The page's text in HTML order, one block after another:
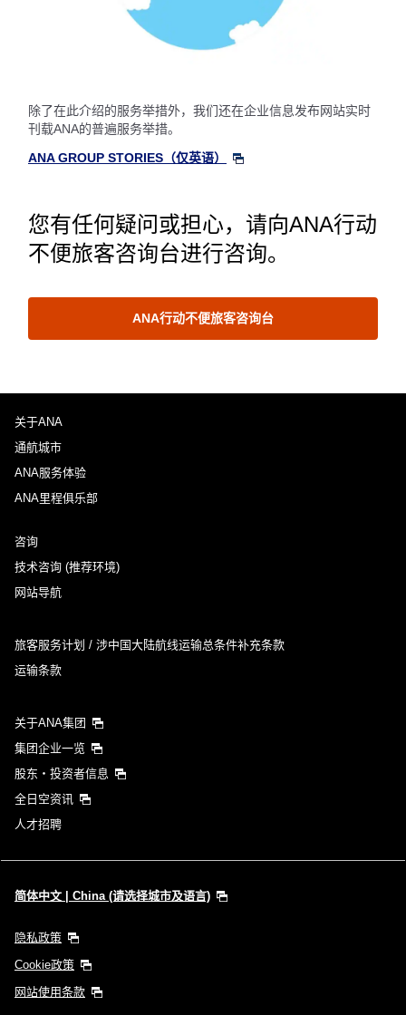
除了在此介绍的服务举措外，我们还在企业信息发布网站实时
刊载ANA的普遍服务举措。
ANA GROUP STORIES（仅英语）
您有任何疑问或担心，请向ANA行动
不便旅客咨询台进行咨询。
ANA行动不便旅客咨询台
关于ANA
通航城市
ANA服务体验
ANA里程俱乐部
咨询
技术咨询 (推荐环境)
网站导航
旅客服务计划 / 涉中国大陆航线运输总条件补充条款
运输条款
关于ANA集团
集团企业一览
股东・投资者信息
全日空资讯
人才招聘
简体中文 | China (请选择城市及语言)
隐私政策
Cookie政策
网站使用条款